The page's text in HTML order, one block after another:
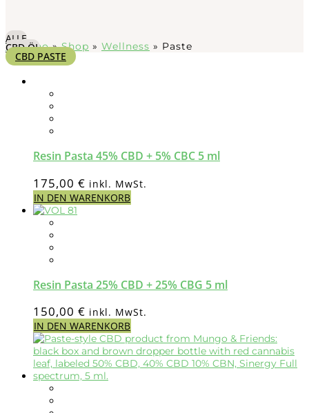
Volcano » Shop » Wellness » Paste
ALLE
CBD ÖL
CBD PASTE
Resin Pasta 45% CBD + 5% CBC 5 ml
175,00 € inkl. MwSt.
IN DEN WARENKORB
Resin Pasta 25% CBD + 25% CBG 5 ml
150,00 € inkl. MwSt.
IN DEN WARENKORB